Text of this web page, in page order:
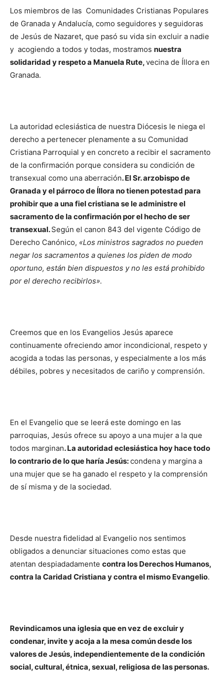
Los miembros de las Comunidades Cristianas Populares
de Granada y Andalucía, como seguidores y seguidoras
de Jesús de Nazaret, que pasó su vida sin excluir a nadie
y acogiendo a todos y todas, mostramos nuestra
solidaridad y respeto a Manuela Rute,vecina de Íllora en
Granada.
La autoridad eclesiástica de nuestra Diócesis le niega el
derecho a pertenecer plenamente a su Comunidad
Cristiana Parroquial y en concreto a recibir el sacramento
de la confirmación porque considera su condición de
transexual como una aberración. El Sr. arzobispo de
Granada y el párroco de Íllora no tienen potestad para
prohibir que a una fiel cristiana se le administre el
sacramento de la confirmación por el hecho de ser
transexual.Según el canon 843 del vigente Código de
Derecho Canónico, «Los ministros sagrados no pueden
negar los sacramentos a quienes los piden de modo
oportuno, están bien dispuestos y no les está prohibido
por el derecho recibirlos».
Creemos que en los Evangelios Jesús aparece
continuamente ofreciendo amor incondicional, respeto y
acogida a todas las personas, y especialmente a los más
débiles, pobres y necesitados de cariño y comprensión.
En el Evangelio que se leerá este domingo en las
parroquias, Jesús ofrece su apoyo a una mujer a la que
todos marginan. La autoridad eclesiástica hoy hace todo
lo contrario de lo que haría Jesús:condena y margina a
una mujer que se ha ganado el respeto y la comprensión
de sí misma y de la sociedad.
Desde nuestra fidelidad al Evangelio nos sentimos
obligados a denunciar situaciones como estas que
atentan despiadadamente contra los Derechos Humanos,
contra la Caridad Cristiana y contra el mismo Evangelio.
Revindicamos una iglesia que en vez de excluir y
condenar, invite y acoja a la mesa común desde los
valores de Jesús, independientemente de la condición
social, cultural, étnica, sexual, religiosa de las personas.